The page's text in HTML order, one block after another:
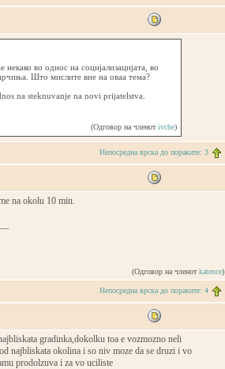
некако во однос на социјализацијата, во
Што мислите вие на оваа тема?
na steknuvanje na novi prijatelstva.
(Одговор на членотivche)
Непосредна врска до пораките: 3
na okolu 10 min.
(Одговор на членотkatence)
Непосредна врска до пораките: 4
gradinka,dokolku toa e vozmozno neli
najbliskata okolina i so niv moze da se druzi i vo
prodolzuva i za vo uciliste